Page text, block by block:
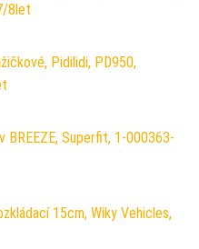
8let
Pidilidi, PD950,
BREEZE, Superfit, 1-000363-
15cm, Wiky Vehicles,